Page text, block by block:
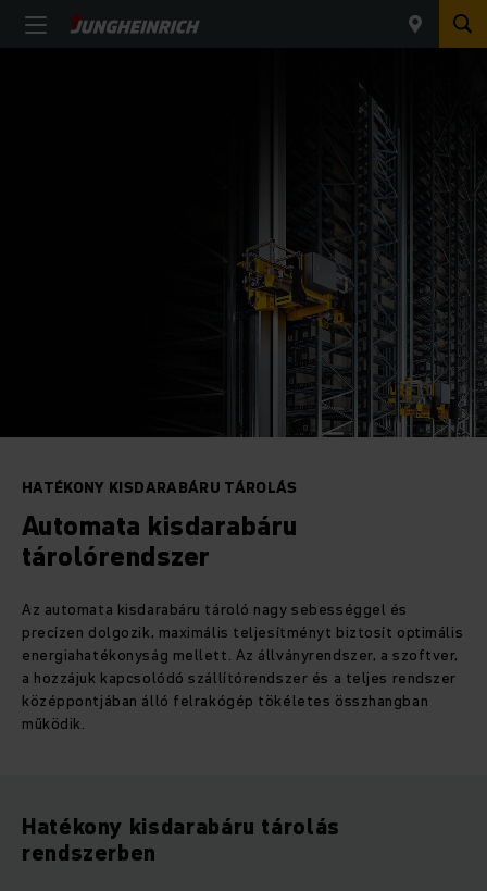
HATÉKONY KISDARABÁRU TÁROLÁS
Automata kisdarabáru
tárolórendszer
Az automata kisdarabáru tároló nagy sebességgel és
precízen dolgozik, maximális teljesítményt biztosít optimális
energiahatékonyság mellett. Az állványrendszer, a szoftver,
a hozzájuk kapcsolódó szállítórendszer és a teljes rendszer
középpontjában álló felrakógép tökéletes összhangban
működik.
Hatékony kisdarabáru tárolás
rendszerben